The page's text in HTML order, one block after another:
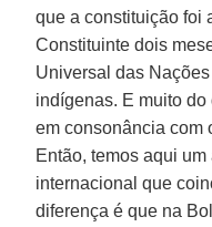
que a constituição foi
Constituinte dois
Universal das
indígenas. E muito
em consonância com
Então, temos aqui
internacional que
diferença é que na